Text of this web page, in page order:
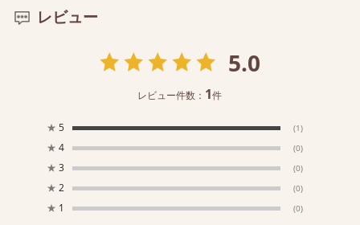
レビュー
5.0
レビュー件数： 1件
★ 5 (1)
★ 4 (0)
★ 3 (0)
★ 2 (0)
★ 1 (0)